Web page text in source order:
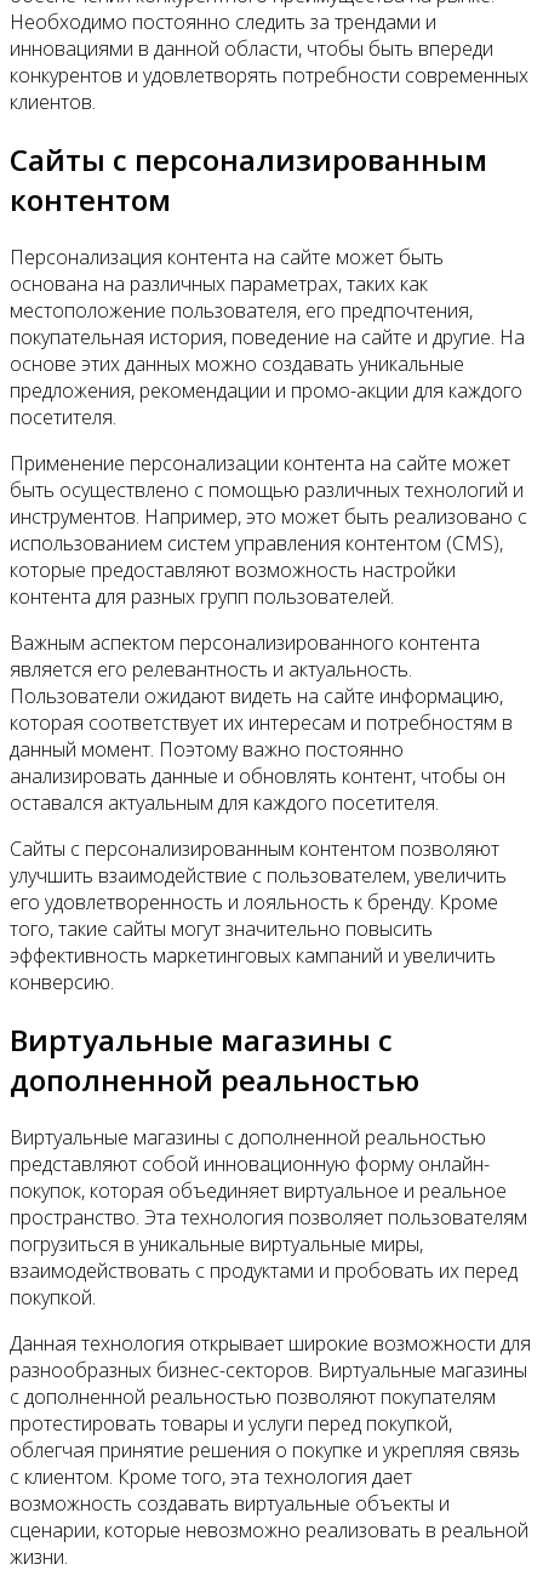
Необходимо постоянно следить за трендами и
инновациями в данной области, чтобы быть впереди
конкурентов и удовлетворять потребности современных
клиентов.
Сайты с персонализированным
контентом
Персонализация контента на сайте может быть
основана на различных параметрах, таких как
местоположение пользователя, его предпочтения,
покупательная история, поведение на сайте и другие. На
основе этих данных можно создавать уникальные
предложения, рекомендации и промо-акции для каждого
посетителя.
Применение персонализации контента на сайте может
быть осуществлено с помощью различных технологий и
инструментов. Например, это может быть реализовано с
использованием систем управления контентом (CMS),
которые предоставляют возможность настройки
контента для разных групп пользователей.
Важным аспектом персонализированного контента
является его релевантность и актуальность.
Пользователи ожидают видеть на сайте информацию,
которая соответствует их интересам и потребностям в
данный момент. Поэтому важно постоянно
анализировать данные и обновлять контент, чтобы он
оставался актуальным для каждого посетителя.
Сайты с персонализированным контентом позволяют
улучшить взаимодействие с пользователем, увеличить
его удовлетворенность и лояльность к бренду. Кроме
того, такие сайты могут значительно повысить
эффективность маркетинговых кампаний и увеличить
конверсию.
Виртуальные магазины с
дополненной реальностью
Виртуальные магазины с дополненной реальностью
представляют собой инновационную форму онлайн-
покупок, которая объединяет виртуальное и реальное
пространство. Эта технология позволяет пользователям
погрузиться в уникальные виртуальные миры,
взаимодействовать с продуктами и пробовать их перед
покупкой.
Данная технология открывает широкие возможности для
разнообразных бизнес-секторов. Виртуальные магазины
с дополненной реальностью позволяют покупателям
протестировать товары и услуги перед покупкой,
облегчая принятие решения о покупке и укрепляя связь
с клиентом. Кроме того, эта технология дает
возможность создавать виртуальные объекты и
сценарии, которые невозможно реализовать в реальной
жизни.